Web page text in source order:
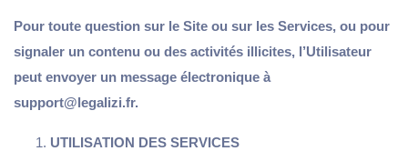
Pour toute question sur le Site ou sur les Services, ou pour
signaler un contenu ou des activités illicites, l’Utilisateur
peut envoyer un message électronique à
support@legalizi.fr.
UTILISATION DES SERVICES